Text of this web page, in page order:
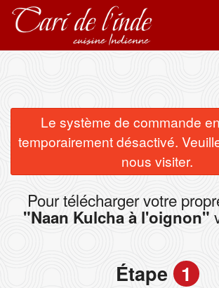
Commander en ligne
Emplacement
Connection
Le système de commande
temporairement désactivé.
nous visiter.
Pour télécharger votre
"Naan Kulcha à l'oignon"
Étape 1